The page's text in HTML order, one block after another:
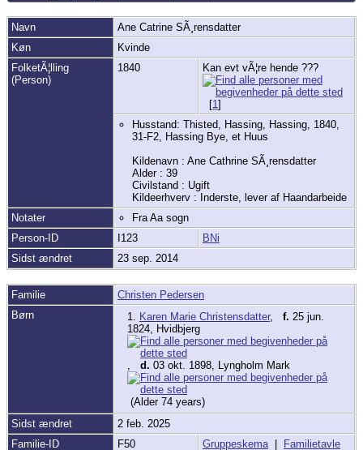
Navn Ane Catrine SÃ¸rensdatter
Køn
Kvinde
FolketÃ¦lling
(Person)
1840 Kan evt vÃ¦re hende ???
[1]
Husstand: Thisted, Hassing, Hassing, 1840,
31-F2, Hassing Bye, et Huus
Kildenavn : Ane Cathrine SÃ¸rensdatter
Alder : 39
Civilstand : Ugift
Kildeerhverv : Inderste, lever af Haandarbeide
Notater
Fra Aa sogn
Person-ID
I123
BNi
Sidst ændret
23 sep. 2014
Familie
Christen Pedersen
Børn
1. Karen Marie Christensdatter, f. 25 jun.
1824, Hvidbjerg
d. 03 okt. 1898, Lyngholm Mark
(Alder 74 years)
Sidst ændret
2 feb. 2025
Familie-ID
F50 Gruppeskema | Familietavle